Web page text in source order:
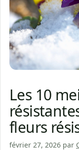
Les 10
fleurs
février 27, 2026 par